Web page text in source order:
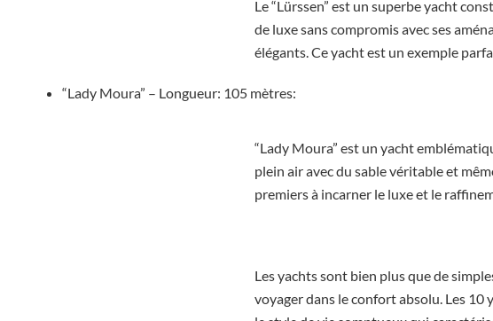
Le “Lürssen” est un superbe yacht
de luxe sans compromis avec ses
élégants. Ce yacht est un exemple
“Lady Moura” – Longueur: 105 mètres:
“Lady Moura” est un yacht
plein air avec du sable véritable et
premiers à incarner le luxe et le
Les yachts sont bien plus que de
voyager dans le confort absolu. Les